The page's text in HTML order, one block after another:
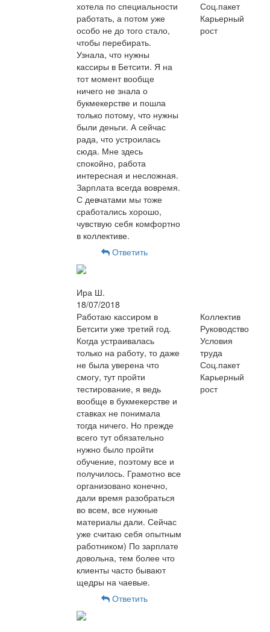
хотела по специальности
работать, а потом уже
особо не до того стало,
чтобы перебирать.
Узнала, что нужны
кассиры в Бетсити. Я на
тот момент вообще
ничего не знала о
букмекерстве и пошла
только потому, что нужны
были деньги. А сейчас
рада, что устроилась
сюда. Мне здесь
спокойно, работа
интересная и несложная.
Зарплата всегда вовремя.
С девчатами мы тоже
сработались хорошо,
чувствую себя комфортно
в коллективе.
Соц.пакет
Карьерный
рост
Ответить
Ира Ш.
18/07/2018
Работаю кассиром в
Бетсити уже третий год.
Когда устраивалась
только на работу, то даже
не была уверена что
смогу, тут пройти
тестирование, я ведь
вообще в букмекерстве и
ставках не понимала
тогда ничего. Но прежде
всего тут обязательно
нужно было пройти
обучение, поэтому все и
получилось. Грамотно все
организовано конечно,
дали время разобраться
во всем, все нужные
материалы дали. Сейчас
уже считаю себя опытным
работником) По зарплате
довольна, тем более что
клиенты часто бывают
щедры на чаевые.
Коллектив
Руководство
Условия
труда
Соц.пакет
Карьерный
рост
Ответить